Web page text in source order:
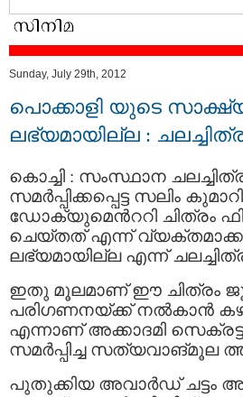
Sunday, July 29th, 2012
പൊക്കാളി യുടെ
ലഭ്യമായില്ല :
കൊച്ചി : സംസ്ഥാന
സമര്‍പ്പിക്കപ്പെട്ട സലിം
ഡോക്യുമെന്‍ററി ചിത്രം
ചെയ്തത് എന്ന്
ലഭ്യമായില്ല എന്ന്
ഇതു മൂലമാണ് ഈ ചിത്രം
പരിഗണനയ്ക്ക് നല്‍കാന്‍
എന്നാണ് അക്കാദമി
സമര്‍പ്പിച്ച സത്യവാങ്മൂല
പുതുക്കിയ അവാര്‍ഡ് ചട്ടം